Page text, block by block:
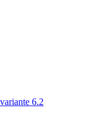
der Stadt Villingen-
Nordzubringers,
6.2